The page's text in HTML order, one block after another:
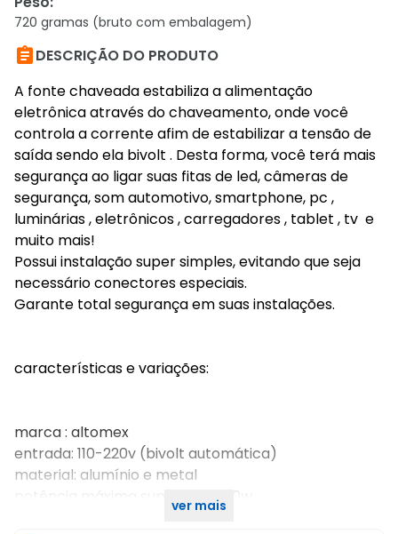
720 gramas (bruto com embalagem)
DESCRIÇÃO DO PRODUTO
A fonte chaveada estabiliza a alimentação
eletrônica através do chaveamento, onde você
controla a corrente afim de estabilizar a tensão de
saída sendo ela bivolt . Desta forma, você terá mais
segurança ao ligar suas fitas de led, câmeras de
segurança, som automotivo, smartphone, pc ,
luminárias , eletrônicos , carregadores , tablet , tv e
muito mais!
Possui instalação super simples, evitando que seja
necessário conectores especiais.
Garante total segurança em suas instalações.
características e variações:
marca : altomex
entrada: 110-220v (bivolt automática)
material: alumínio e metal
potência máxima suportada: 120w
ver mais